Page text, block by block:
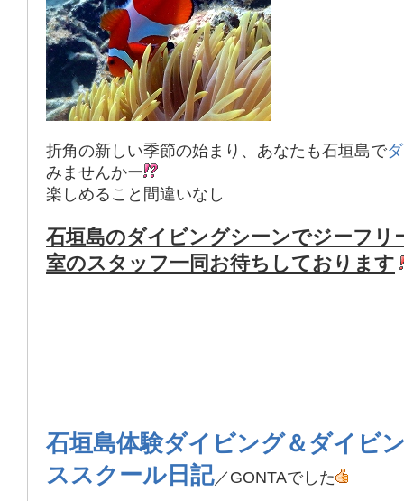
折角の新しい季節の始まり、あなたも石垣島で
みませんかー
楽しめること間違いなし
石垣島のダイビングシーンでジーフリ
室のスタッフ一同お待ちしております
石垣島体験ダイビング＆ダイビ
ススクール日記／GONTAでした